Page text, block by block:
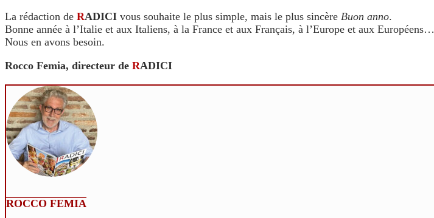
La rédaction de RADICI vous souhaite le plus simple, mais le plus sincère Buon anno.
Bonne année à l’Italie et aux Italiens, à la France et aux Français, à l’Europe et aux Européens…
Nous en avons besoin.
Rocco Femia, directeur de RADICI
ROCCO FEMIA